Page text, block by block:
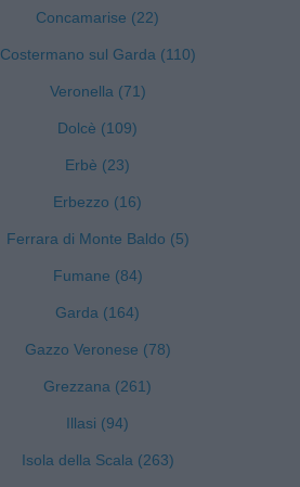
Concamarise (22)
Costermano sul Garda (110)
Veronella (71)
Dolcè (109)
Erbè (23)
Erbezzo (16)
Ferrara di Monte Baldo (5)
Fumane (84)
Garda (164)
Gazzo Veronese (78)
Grezzana (261)
Illasi (94)
Isola della Scala (263)